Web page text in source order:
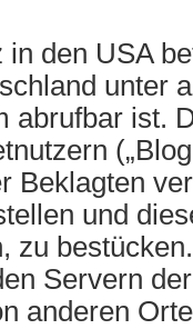
den USA
unter
abrufbar ist.
Beklagten
und
zu
Servern
anderen